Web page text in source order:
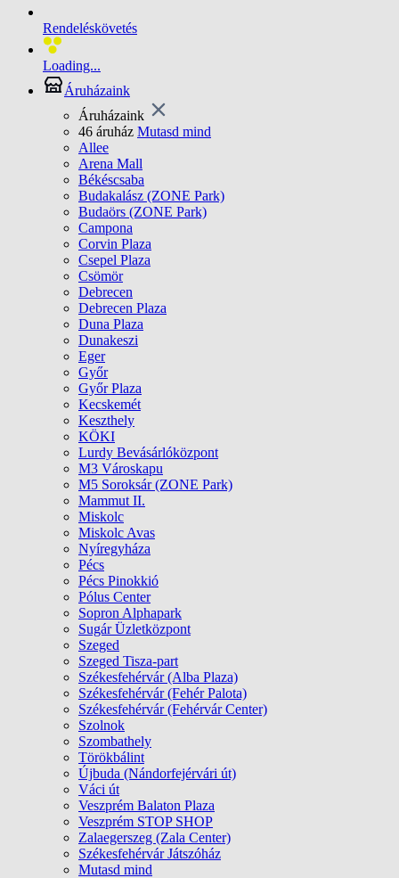
Rendeléskövetés
Loading...
Áruházaink
Áruházaink
46 áruház Mutasd mind
Allee
Arena Mall
Békéscsaba
Budakalász (ZONE Park)
Budaörs (ZONE Park)
Campona
Corvin Plaza
Csepel Plaza
Csömör
Debrecen
Debrecen Plaza
Duna Plaza
Dunakeszi
Eger
Győr
Győr Plaza
Kecskemét
Keszthely
KÖKI
Lurdy Bevásárlóközpont
M3 Városkapu
M5 Soroksár (ZONE Park)
Mammut II.
Miskolc
Miskolc Avas
Nyíregyháza
Pécs
Pécs Pinokkió
Pólus Center
Sopron Alphapark
Sugár Üzletközpont
Szeged
Szeged Tisza-part
Székesfehérvár (Alba Plaza)
Székesfehérvár (Fehér Palota)
Székesfehérvár (Fehérvár Center)
Szolnok
Szombathely
Törökbálint
Újbuda (Nándorfejérvári út)
Váci út
Veszprém Balaton Plaza
Veszprém STOP SHOP
Zalaegerszeg (Zala Center)
Székesfehérvár Játszóház
Mutasd mind